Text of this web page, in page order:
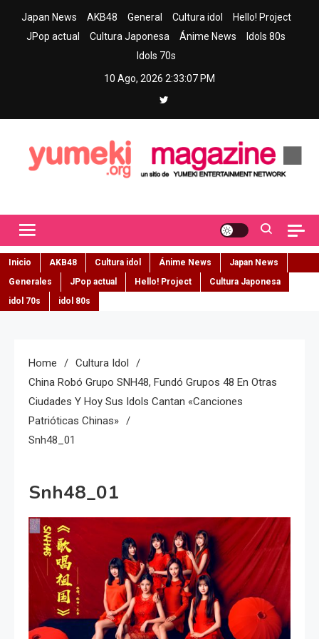
Japan News AKB48 General Cultura idol
Hello! Project
JPop actual
Cultura Japonesa Ánime News
Idols 80s
Idols 70s
10 Ago, 2026 2:33:08 PM
Inicio AKB48 Cultura idol Ánime News
Japan News
Generales
JPop actual Hello! Project
Cultura Japonesa
idol 70s
idol 80s
Home
Cultura Idol
China Robó Grupo SNH48, Fundó Grupos 48 En Otras
Ciudades Y Hoy Sus Idols Cantan «canciones
Patrióticas Chinas»
Snh48_01
Snh48_01